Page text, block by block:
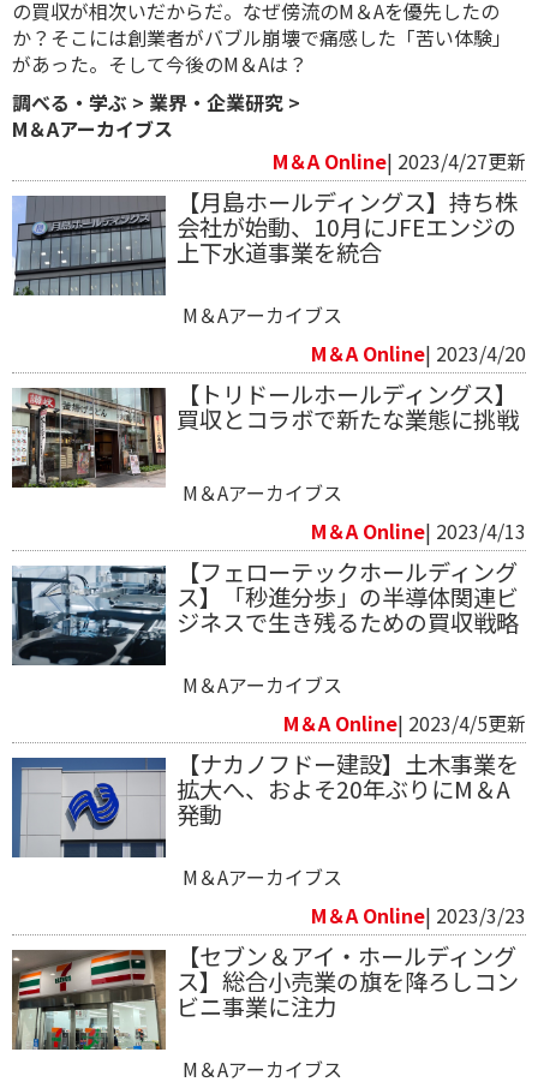
の買収が相次いだからだ。なぜ傍流のM＆Aを優先したの
か？そこには創業者がバブル崩壊で痛感した「苦い体験」
があった。そして今後のM＆Aは？
調べる・学ぶ > 業界・企業研究 >
M＆Aアーカイブス
M＆A Online| 2023/4/27更新
【月島ホールディングス】持ち株
会社が始動、10月にJFEエンジの
上下水道事業を統合
M＆Aアーカイブス
M＆A Online| 2023/4/20
【トリドールホールディングス】
買収とコラボで新たな業態に挑戦
M＆Aアーカイブス
M＆A Online| 2023/4/13
【フェローテックホールディング
ス】「秒進分歩」の半導体関連ビ
ジネスで生き残るための買収戦略
M＆Aアーカイブス
M＆A Online| 2023/4/5更新
【ナカノフドー建設】土木事業を
拡大へ、およそ20年ぶりにM＆A
発動
M＆Aアーカイブス
M＆A Online| 2023/3/23
【セブン＆アイ・ホールディング
ス】総合小売業の旗を降ろしコン
ビニ事業に注力
M＆Aアーカイブス